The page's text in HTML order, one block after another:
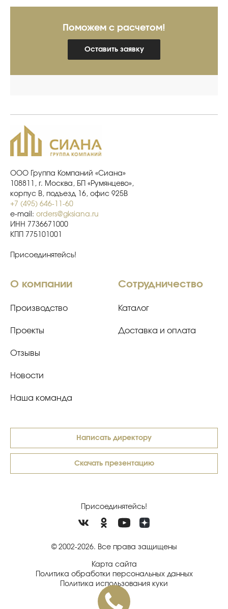
Поможем с расчетом!
Оставить заявку
ООО Группа Компаний «Сиана»
108811, г. Москва, БП «Румянцево»,
корпус В, подъезд 16, офис 925В
+7 (495) 646-11-60
e-mail: orders@gksiana.ru
ИНН 7736671000
КПП 775101001
Присоединятейсь!
О компании
Производство
Проекты
Отзывы
Новости
Наша команда
Сотрудничество
Каталог
Доставка и оплата
Написать директору
Скачать презентацию
Присоединятейсь!
© 2002-2026. Все права защищены
Карта сайта
Политика обработки персональных данных
Политика использования куки